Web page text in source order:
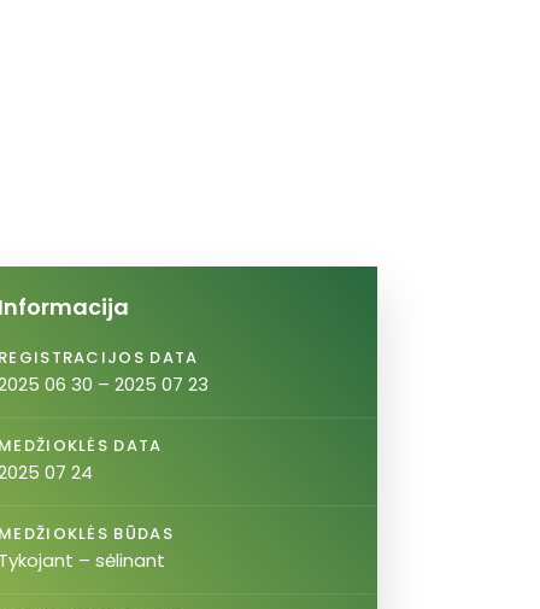
DATA
06 30 – 2025 07 23
DATA
07 24
BŪDAS
– sėlinant